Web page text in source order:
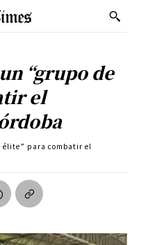
“grupo de
el
élite” para combatir el